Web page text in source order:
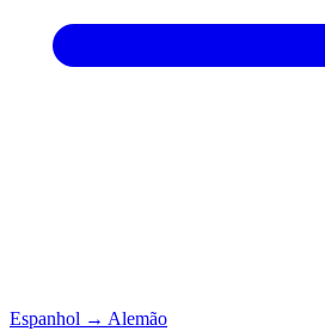
Espanhol → Alemão